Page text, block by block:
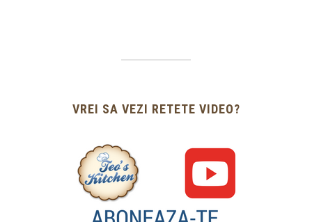
VREI SA VEZI RETETE VIDEO?